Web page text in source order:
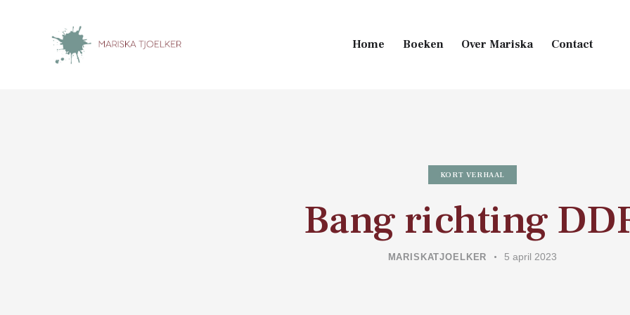
Home Boeken Over Mariska Contact
KORT VERHAAL
Bang richting
MARISKATJOELKER 5 april 2023